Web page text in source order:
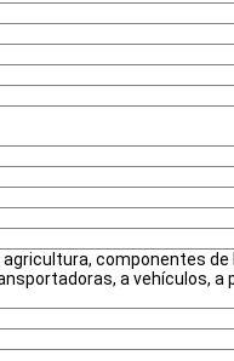
componentes de
a vehículos, a